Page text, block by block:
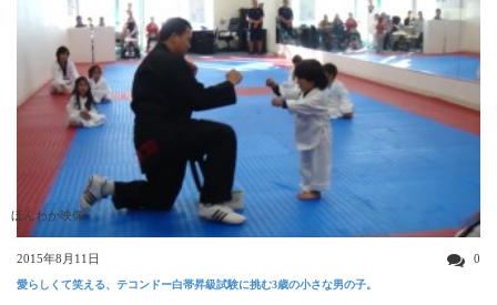
ほんわか映像
2015年8月11日 0
愛らしくて笑える、テコンドー白帯昇級試験に挑む3歳の小さな男の子。